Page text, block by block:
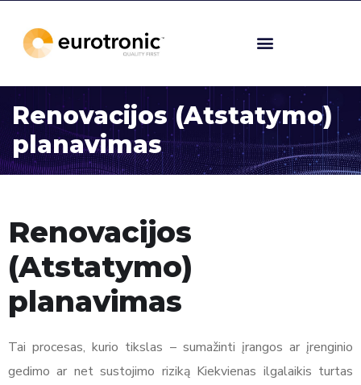
Renovacijos (Atstatymo)
planavimas
Renovacijos
(Atstatymo)
planavimas
Tai procesas, kurio tikslas – sumažinti įrangos ar įrenginio
gedimo ar net sustojimo riziką Kiekvienas ilgalaikis turtas